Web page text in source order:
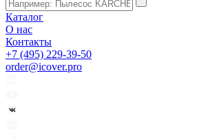
Каталог
О нас
Контакты
+7 (495) 229-39-50
order@icover.pro